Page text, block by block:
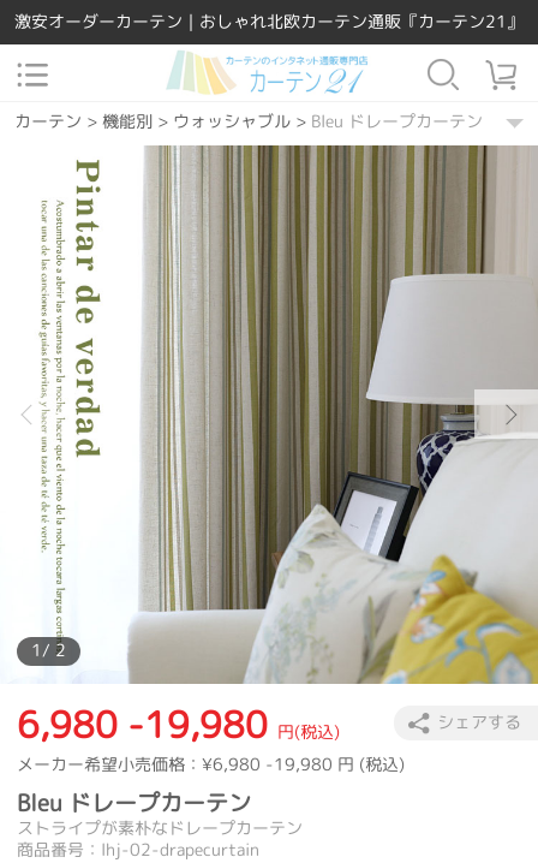
激安オーダーカーテン｜おしゃれ北欧カーテン通販『カーテン21』
カーテン > 機能別> ウォッシャブル> Bleu ドレープカーテン
>ポリエステル>Bleu ドレープカーテン
カーテン> 場所で選ぶ
Bleu ドレープカーテン
カーテン> デザインテイスト >
Bleu ドレープカーテン
カーテン> カーテンの種類 ドレープカーテン
Bleu ドレープカ
カーテン
> 場所で選ぶ > >
Bleu ドレープカーテン
カーテン> >遮熱保温 >
Bleu ドレープカーテン
カーテン> Easy Order
Bleu ドレープカーテン
カーテン> 場所で選ぶ ダイニング・キッチン>
カーテン> デザインテイスト > 北欧風
Bleu ドレープカーテン
カーテン> デザインテイスト >
Bleu ドレープカーテン
カーテン
ストライプ
1/ 2
6,980 -19,980 円(税込)
メーカー希望小売価格：¥6,980 -19,980 円 (税込)
Bleu ドレープカーテン
ストライプが素朴なドレープカーテン
商品番号：lhj-02-drapecurtain
シェアする